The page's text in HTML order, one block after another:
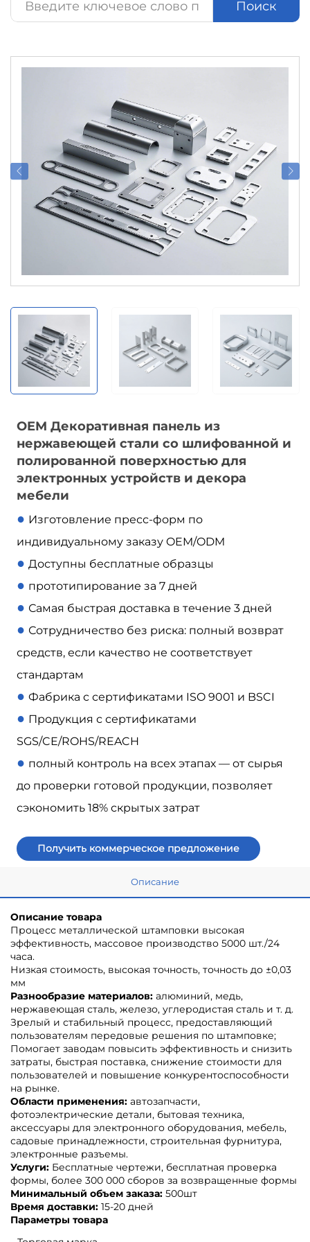
Поиск
OEM Декоративная панель из
нержавеющей стали со шлифованной и
полированной поверхностью для
электронных устройств и декора
мебели
● Изготовление пресс-форм по
индивидуальному заказу OEM/ODM
● Доступны бесплатные образцы
● прототипирование за 7 дней
● Самая быстрая доставка в течение 3 дней
● Сотрудничество без риска: полный возврат
средств, если качество не соответствует
стандартам
● Фабрика с сертификатами ISO 9001 и BSCI
● Продукция с сертификатами
SGS/CE/ROHS/REACH
● полный контроль на всех этапах — от сырья
до проверки готовой продукции, позволяет
сэкономить 18% скрытых затрат
Получить коммерческое предложение
Описание
Описание товара
Процесс металлической штамповки высокая
эффективность, массовое производство 5000 шт./24
часа.
Низкая стоимость, высокая точность, точность до ±0,03
мм
Разнообразие материалов: алюминий, медь,
нержавеющая сталь, железо, углеродистая сталь и т. д.
Зрелый и стабильный процесс, предоставляющий
пользователям передовые решения по штамповке;
Помогает заводам повысить эффективность и снизить
затраты, быстрая поставка, снижение стоимости для
пользователей и повышение конкурентоспособности
на рынке.
Области применения: автозапчасти,
фотоэлектрические детали, бытовая техника,
аксессуары для электронного оборудования, мебель,
садовые принадлежности, строительная фурнитура,
электронные разъемы.
Услуги: Бесплатные чертежи, бесплатная проверка
формы, более 300 000 сборов за возвращенные формы
Минимальный объем заказа: 500шт
Время доставки: 15-20 дней
Параметры товара